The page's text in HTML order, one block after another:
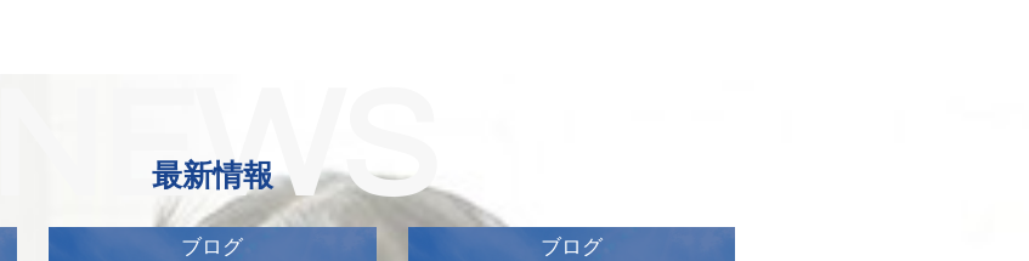
NEWS
最新情報
ブログ ブログ